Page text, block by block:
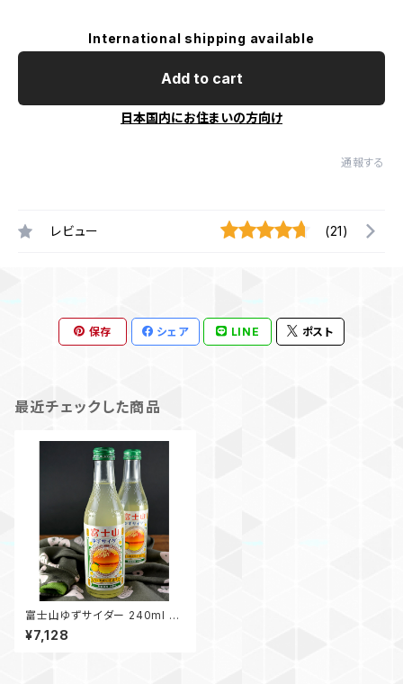
International shipping available
Add to cart
日本国内にお住まいの方向け
通報する
レビュー (21)
保存 シェア LINE ポスト
最近チェックした商品
富士山ゆずサイダー 240ml ビ
ン / 20本入
¥7,128